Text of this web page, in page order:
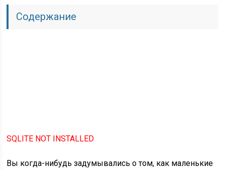
Содержание
SQLITE NOT INSTALLED
Вы когда-нибудь задумывались о том, как маленькие